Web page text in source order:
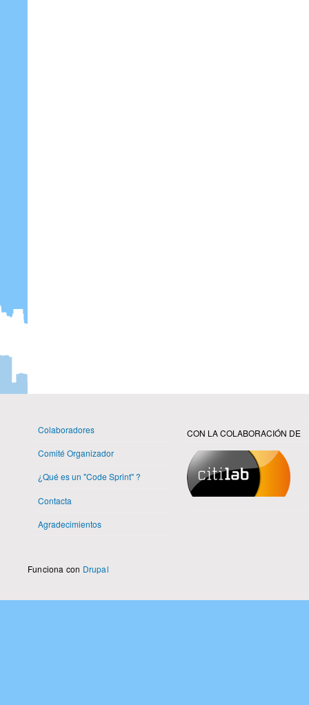
Colaboradores
Comité Organizador
¿Qué es un "Code Sprint" ?
Contacta
Agradecimientos
CON LA COLABORACIÓN DE
Funciona con Drupal